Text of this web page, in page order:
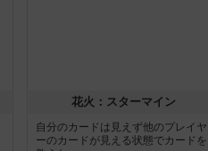
花火：スターマイン
自分のカードは見えず他のプレイヤ
ーのカードが見える状態でカードを